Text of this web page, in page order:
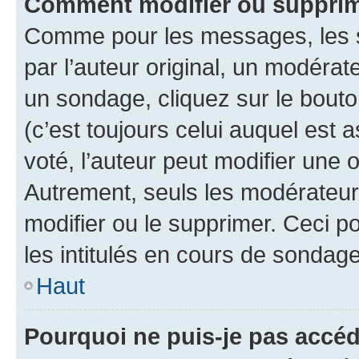
Comme pour les messages,
par l’auteur original, un
un sondage, cliquez sur le
(c’est toujours celui auquel est
voté, l’auteur peut modifier une
Autrement, seuls les
modifier ou le supprimer. Ceci
les intitulés en cours de
Haut
Pourquoi ne puis-je pas